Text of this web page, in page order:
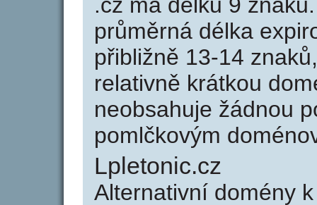
průměrná délka
přibližně 13-14
relativně krátkou
neobsahuje žádnou
pomlčkovým
Lpletonic.cz
Alternativní domény